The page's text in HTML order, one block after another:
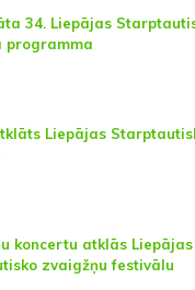
34. Liepājas
programma
Liepājas
koncertu atklās
zvaigžņu festivālu